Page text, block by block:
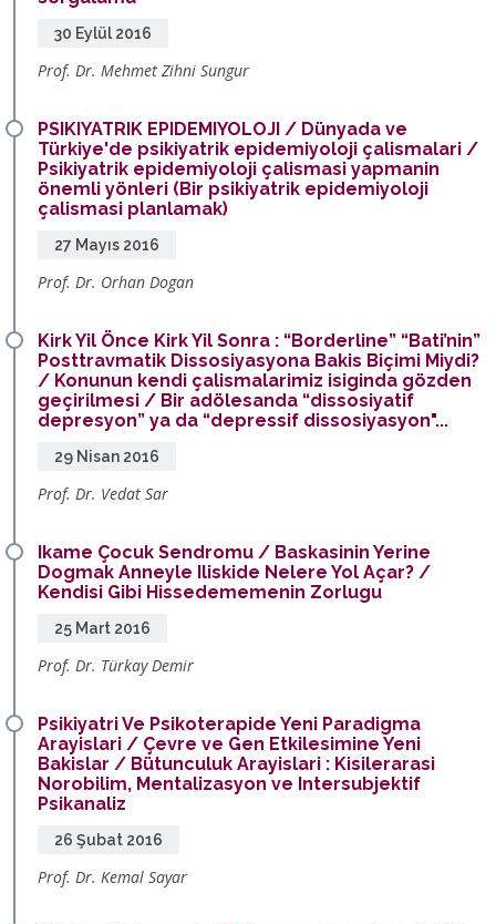
30 Eylül 2016
Prof. Dr. Mehmet Zihni Sungur
PSIKIYATRIK EPIDEMIYOLOJI / Dünyada ve
Türkiye'de psikiyatrik epidemiyoloji çalismalari /
Psikiyatrik epidemiyoloji çalismasi yapmanin
önemli yönleri (Bir psikiyatrik epidemiyoloji
çalismasi planlamak)
27 Mayıs 2016
Prof. Dr. Orhan Dogan
Kirk Yil Önce Kirk Yil Sonra : “Borderline” “Bati’nin”
Posttravmatik Dissosiyasyona Bakis Biçimi Miydi?
/ Konunun kendi çalismalarimiz isiginda gözden
geçirilmesi / Bir adölesanda “dissosiyatif
depresyon” ya da “depressif dissosiyasyon"...
29 Nisan 2016
Prof. Dr. Vedat Sar
Ikame Çocuk Sendromu / Baskasinin Yerine
Dogmak Anneyle Iliskide Nelere Yol Açar? /
Kendisi Gibi Hissedememenin Zorlugu
25 Mart 2016
Prof. Dr. Türkay Demir
Psikiyatri Ve Psikoterapide Yeni Paradigma
Arayislari / Çevre ve Gen Etkilesimine Yeni
Bakislar / Bütunculuk Arayislari : Kisilerarasi
Norobilim, Mentalizasyon ve Intersubjektif
Psikanaliz
26 Şubat 2016
Prof. Dr. Kemal Sayar